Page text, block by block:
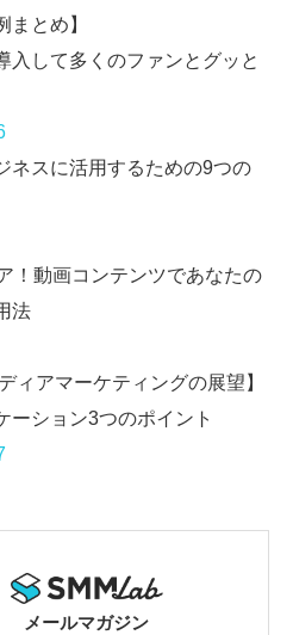
まとめ】
入して多くのファンとグッと
ネスに活用するための9つの
！動画コンテンツであなたの
法
ィアマーケティングの展望】
ーション3つのポイント
メールマガジン